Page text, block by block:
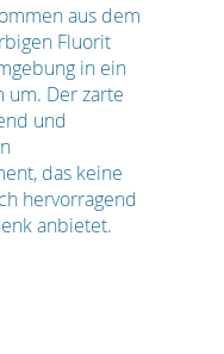
aus dem
Fluorit
in ein
um. Der zarte
und
das keine
hervorragend
anbietet.